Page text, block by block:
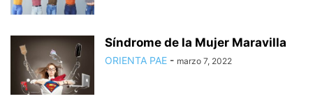
Síndrome de la Mujer Maravilla
ORIENTA PAE - marzo 7, 2022